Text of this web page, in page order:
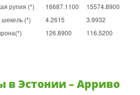
рупия (*) 16687.1100
15574.8900
шекель (*) 4.2615
3.9932
126.8900
116.5200
в Эстонии – Арриво